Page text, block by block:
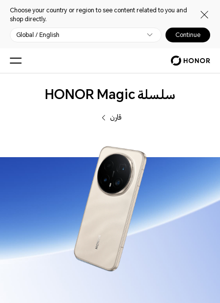
Choose your country or region to see content related to you and
shop directly.
Global / English Continue
الهواتفسلسلة HONOR Magic
قارن